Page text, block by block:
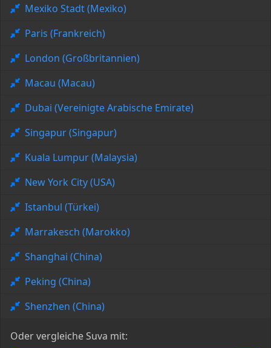
Mexiko Stadt (Mexiko)
Paris (Frankreich)
London (Großbritannien)
Macau (Macau)
Dubai (Vereinigte Arabische Emirate)
Singapur (Singapur)
Kuala Lumpur (Malaysia)
New York City (USA)
Istanbul (Türkei)
Marrakesch (Marokko)
Shanghai (China)
Peking (China)
Shenzhen (China)
Oder vergleiche Suva mit: